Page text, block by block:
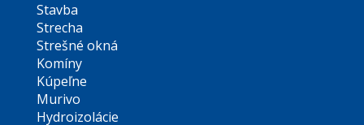
Stavba
Strecha
Strešné okná
Komíny
Kúpeľne
Murivo
Hydroizolácie